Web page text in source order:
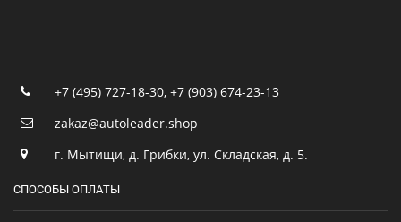
+7 (495) 727-18-30, +7 (903) 674-23-13
zakaz@autoleader.shop
г. Мытищи, д. Грибки, ул. Складская, д. 5.
СПОСОБЫ ОПЛАТЫ